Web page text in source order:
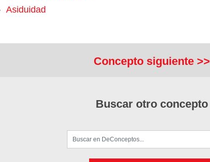
Asiduidad
Concepto siguiente >>
Buscar otro concepto